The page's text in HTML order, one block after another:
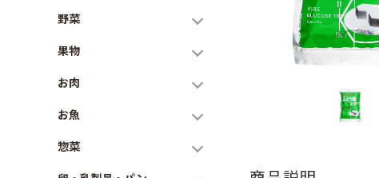
野菜
果物
お肉
お魚
惣菜